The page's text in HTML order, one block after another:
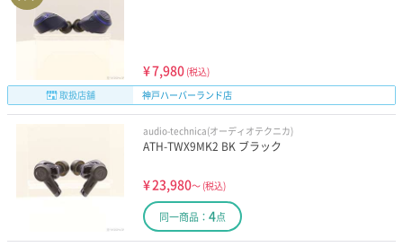
¥7,980 (税込)
取扱店舗
神戸ハーバーランド店
audio-technica(オーディオテクニカ)
ATH-TWX9MK2 BK ブラック
¥23,980～ (税込)
同一商品： 4点